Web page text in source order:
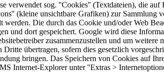
sog. ''Cookies'' (Textdateien), die auf
(kleine unsichtbare Grafiken) zur
Die durch das Cookie und/oder Web
und dort gespeichert. Google wird diese
zusammenzustellen und um weitere
übertragen, sofern dies gesetzlich
bringen. Das Speichern von Cookies auf
Internet-Explorer unter ''Extras >